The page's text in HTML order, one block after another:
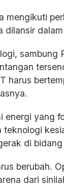
mengikuti
sambung
harus
energi yang
teknologi
di
berubah.
dari